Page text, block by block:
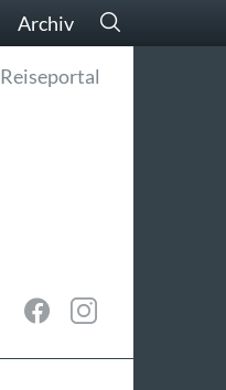
Archiv
Reiseportal